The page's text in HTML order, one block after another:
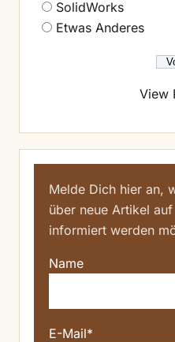
SolidWorks
Etwas Anderes
View
Melde Dich hier an,
über neue Artikel
informiert werden
Name
E-Mail*